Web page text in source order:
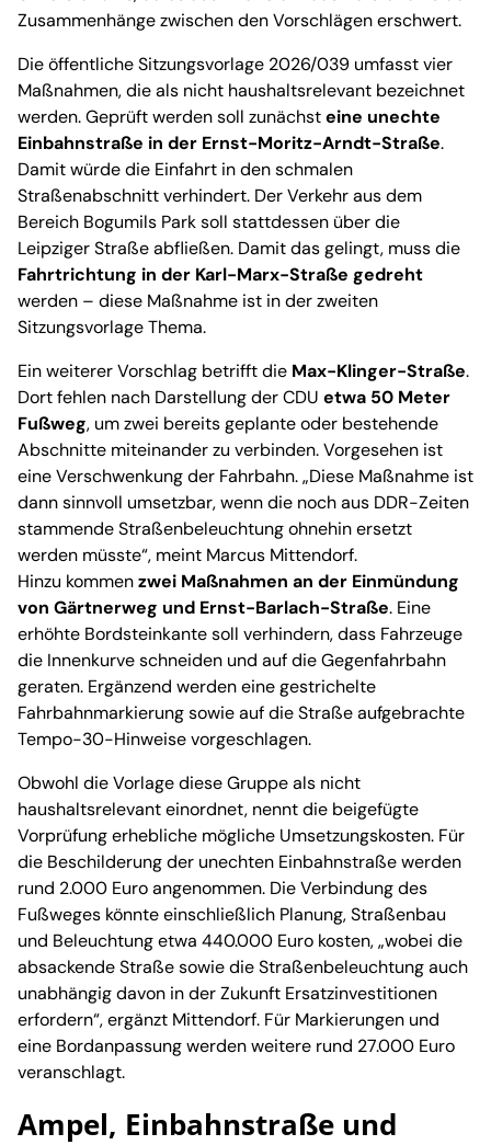
Zusammenhänge zwischen den Vorschlägen erschwert.
Die öffentliche Sitzungsvorlage 2026/039 umfasst vier
Maßnahmen, die als nicht haushaltsrelevant bezeichnet
werden. Geprüft werden soll zunächsteine unechte
Einbahnstraße in der Ernst-Moritz-Arndt-Straße.
Damit würde die Einfahrt in den schmalen
Straßenabschnitt verhindert. Der Verkehr aus dem
Bereich Bogumils Park soll stattdessen über die
Leipziger Straße abfließen. Damit das gelingt, muss die
Fahrtrichtung in der Karl-Marx-Straße gedreht
werden – diese Maßnahme ist in der zweiten
Sitzungsvorlage Thema.
Ein weiterer Vorschlag betrifft die Max-Klinger-Straße.
Dort fehlen nach Darstellung der CDU etwa 50 Meter
Fußweg, um zwei bereits geplante oder bestehende
Abschnitte miteinander zu verbinden. Vorgesehen ist
eine Verschwenkung der Fahrbahn. „Diese Maßnahme ist
dann sinnvoll umsetzbar, wenn die noch aus DDR-Zeiten
stammende Straßenbeleuchtung ohnehin ersetzt
werden müsste“, meint Marcus Mittendorf.
Hinzu kommenzwei Maßnahmen an der Einmündung
von Gärtnerweg und Ernst-Barlach-Straße. Eine
erhöhte Bordsteinkante soll verhindern, dass Fahrzeuge
die Innenkurve schneiden und auf die Gegenfahrbahn
geraten. Ergänzend werden eine gestrichelte
Fahrbahnmarkierung sowie auf die Straße aufgebrachte
Tempo-30-Hinweise vorgeschlagen.
Obwohl die Vorlage diese Gruppe als nicht
haushaltsrelevant einordnet, nennt die beigefügte
Vorprüfung erhebliche mögliche Umsetzungskosten. Für
die Beschilderung der unechten Einbahnstraße werden
rund 2.000 Euro angenommen. Die Verbindung des
Fußweges könnte einschließlich Planung, Straßenbau
und Beleuchtung etwa 440.000 Euro kosten, „wobei die
absackende Straße sowie die Straßenbeleuchtung auch
unabhängig davon in der Zukunft Ersatzinvestitionen
erfordern“, ergänzt Mittendorf. Für Markierungen und
eine Bordanpassung werden weitere rund 27.000 Euro
veranschlagt.
Ampel, Einbahnstraße und